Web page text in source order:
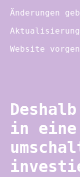
Änderungen
Website
in eine